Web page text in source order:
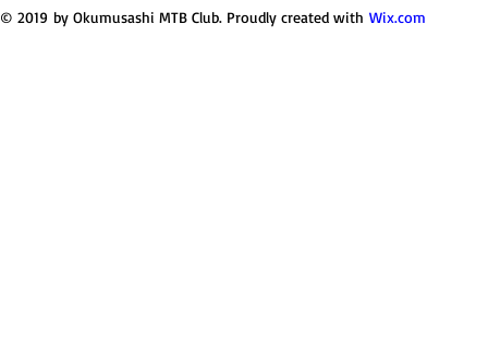
© 2019 by Okumusashi MTB Club. Proudly created with Wix.com